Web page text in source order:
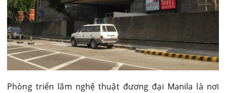
Phòng triển lãm nghệ thuật đương đại Manila là nơi